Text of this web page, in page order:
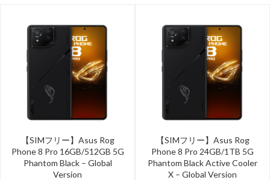
【SIMフリー】Asus Rog
Phone 8 Pro 16GB/512GB 5G
Phantom Black – Global
Version
【SIMフリー】Asus Rog
Phone 8 Pro 24GB/1TB 5G
Phantom Black Active Cooler
X – Global Version